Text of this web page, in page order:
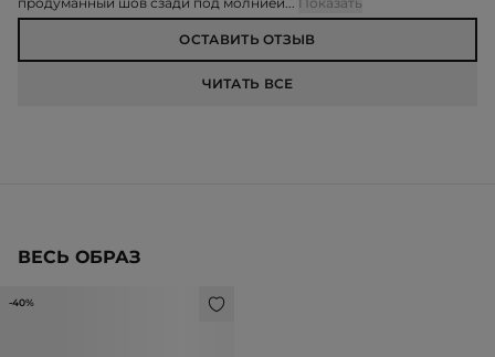
ОСТАВИТЬ ОТЗЫВ
ЧИТАТЬ ВСЕ
ВЕСЬ ОБРАЗ
-40%